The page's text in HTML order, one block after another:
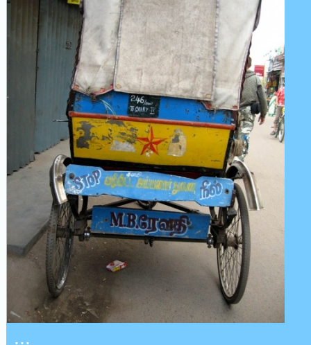
...